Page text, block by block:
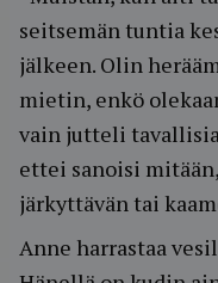
seitsemän tuntia
jälkeen. Olin
mietin, enkö
vain jutteli
ettei sanoisi
järkyttävän tai
Anne harrastaa